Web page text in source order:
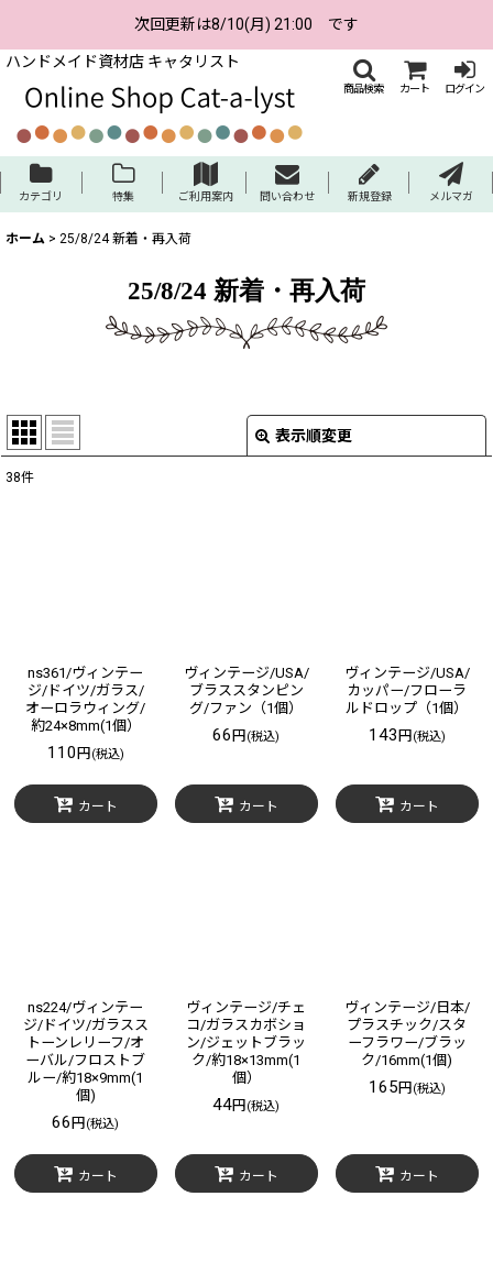
次回更新は8/10(月) 21:00 です
ハンドメイド資材店 キャタリスト
商品検索 カート ログイン
カテゴリ 特集 ご利用案内 問い合わせ 新規登録 メルマガ
ホーム > 25/8/24 新着・再入荷
25/8/24 新着・再入荷
表示順変更
38件
ns361/ヴィンテー
ジ/ドイツ/ガラス/
オーロラウィング/
約24×8mm(1個）
110 円 (税込)
カート
ヴィンテージ/USA/
ブラススタンピン
グ/ファン（1個）
66円 (税込)
カート
ヴィンテージ/USA/
カッパー/フローラ
ルドロップ（1個）
143 円 (税込)
カート
ns224/ヴィンテー
ジ/ドイツ/ガラスス
トーンレリーフ/オ
ーバル/フロストブ
ルー/約18×9mm(1
個)
66円 (税込)
カート
ヴィンテージ/チェ
コ/ガラスカボショ
ン/ジェットブラッ
ク/約18×13mm(1
個）
44円 (税込)
カート
ヴィンテージ/日本/
プラスチック/スタ
ーフラワー/ブラッ
ク/16mm(1個)
165 円 (税込)
カート